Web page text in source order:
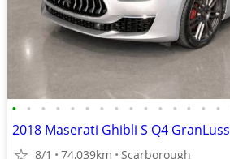
• • • • • • • • • • • • • • •
2018 Maserati Ghibli S Q4
8/1 74,039km Scarborough